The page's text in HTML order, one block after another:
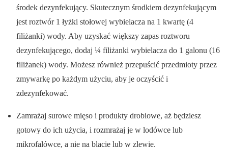
środek dezynfekujący. Skutecznym środkiem dezynfekującym
jest roztwór 1 łyżki stołowej wybielacza na 1 kwartę (4
filiżanki) wody. Aby uzyskać większy zapas roztworu
dezynfekującego, dodaj ¼ filiżanki wybielacza do 1 galonu (16
filiżanek) wody. Możesz również przepuścić przedmioty przez
zmywarkę po każdym użyciu, aby je oczyścić i
zdezynfekować.
Zamrażaj surowe mięso i produkty drobiowe, aż będziesz
gotowy do ich użycia, i rozmrażaj je w lodówce lub
mikrofalówce, a nie na blacie lub w zlewie.